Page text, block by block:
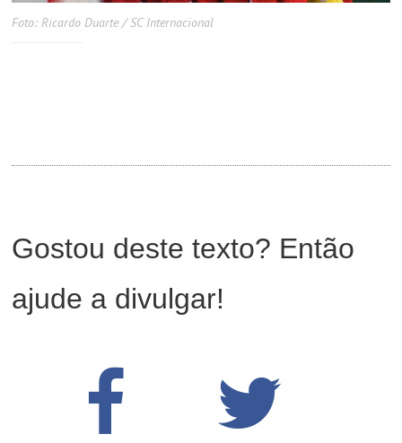
Foto: Ricardo Duarte / SC Internacional
Gostou deste texto? Então
ajude a divulgar!